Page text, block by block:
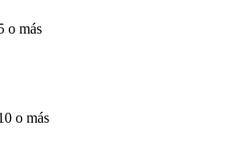
o más
o más